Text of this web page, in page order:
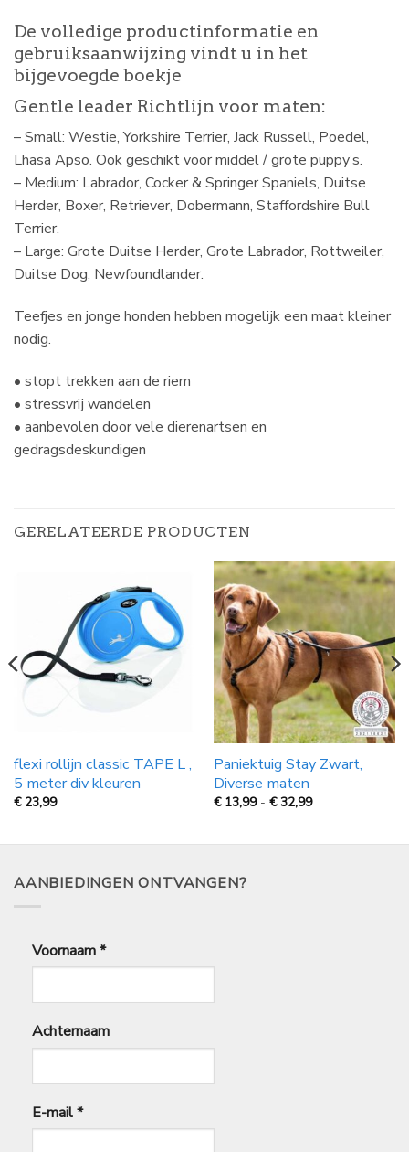
De volledige productinformatie en
gebruiksaanwijzing vindt u in het
bijgevoegde boekje
Gentle leader Richtlijn voor maten:
– Small: Westie, Yorkshire Terrier, Jack Russell, Poedel,
Lhasa Apso. Ook geschikt voor middel / grote puppy’s.
– Medium: Labrador, Cocker & Springer Spaniels, Duitse
Herder, Boxer, Retriever, Dobermann, Staffordshire Bull
Terrier.
– Large: Grote Duitse Herder, Grote Labrador, Rottweiler,
Duitse Dog, Newfoundlander.
Teefjes en jonge honden hebben mogelijk een maat kleiner
nodig.
• stopt trekken aan de riem
• stressvrij wandelen
• aanbevolen door vele dierenartsen en
gedragsdeskundigen
GERELATEERDE PRODUCTEN
flexi rollijn classic TAPE L ,
5 meter div kleuren
€ 23,99
Paniektuig Stay Zwart,
Diverse maten
€ 13,99 - €32,99Prijsklasse:
€
AANBIEDINGEN ONTVANGEN?
Voornaam*
Achternaam
E-mail*